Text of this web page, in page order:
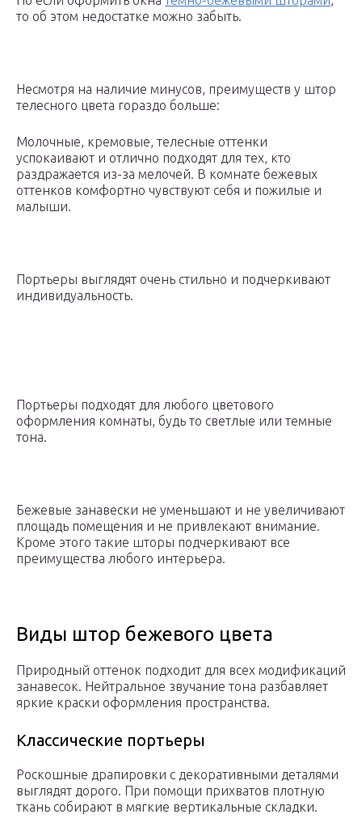
то об этом недостатке можно забыть.
Несмотря на наличие минусов, преимуществ у штор
телесного цвета гораздо больше:
Молочные, кремовые, телесные оттенки
успокаивают и отлично подходят для тех, кто
раздражается из-за мелочей. В комнате бежевых
оттенков комфортно чувствуют себя и пожилые и
малыши.
Портьеры выглядят очень стильно и подчеркивают
индивидуальность.
Портьеры подходят для любого цветового
оформления комнаты, будь то светлые или темные
тона.
Бежевые занавески не уменьшают и не увеличивают
площадь помещения и не привлекают внимание.
Кроме этого такие шторы подчеркивают все
преимущества любого интерьера.
Виды штор бежевого цвета
Природный оттенок подходит для всех модификаций
занавесок. Нейтральное звучание тона разбавляет
яркие краски оформления пространства.
Классические портьеры
Роскошные драпировки с декоративными деталями
выглядят дорого. При помощи прихватов плотную
ткань собирают в мягкие вертикальные складки.